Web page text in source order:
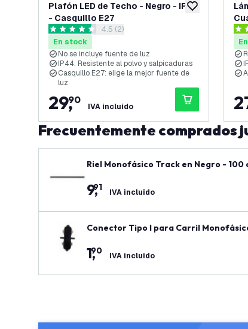
añadir a lista
Plafón LED de Techo - Negro - IP44
- Casquillo E27
abrir el panel de reseñas
4.5 estrellas de puntuación
4.5 (2)
En stock
No se incluye fuente de luz
IP44: Resistente al polvo y salpicaduras
Casquillo E27: elige la mejor fuente de
luz
29,
90
IVA incluido
4.3
Frecuentemente comprados
Riel Monofásico Track en Negro - 100
9,
91 IVA incluido
Conector Tipo I para Carril
1,
90 IVA incluido